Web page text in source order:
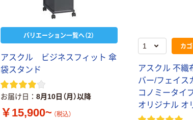
バリエーション一覧へ（2）
アスクル ビジネスフィット 傘
袋スタンド
お届け日 8月10日（月）以降
￥15,900~ （税込）
カ
アスクル 不織
バー/フェイス
コノミータイ
オリジナル オ
ミー+
￥149~ （税込）
本気プライス
スクル 現場のチ
カラ 厚さ
0.22mm 布テー
プ
￥145~
本気プライス
ペーパータオル
100％ 200枚
FSC認証 シング
ル 大王製紙共同
企画 オリジナル
￥149~ （税込）